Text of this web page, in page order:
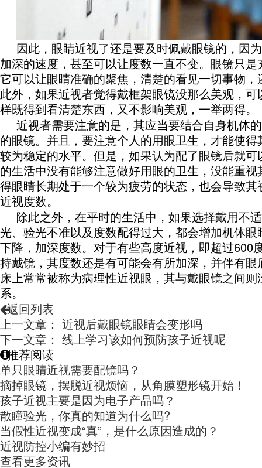
因此，眼睛近视了还是要及时佩戴眼镜的，因
加深的速度，甚至可以让度数一直不变。眼镜只
它可以让眼睛准确的聚焦，清楚的看见一切事物
此外，如果近视者觉得戴框架眼镜没那么美观，
样既得到看清楚东西，又不影响美观，一举两得。
近视者需要注意的是，其应当要结合自身机体
的眼镜。并且，要注意个人的用眼卫生，才能使
较为稳定的水平。但是，如果认为配了眼镜后就
的生活中没有能够注意做好用眼的卫生，没能重
得眼睛长期处于一个较为疲劳的状态，也会导致
近视度数。
除此之外，在平时的生活中，如果选择戴用不
光、验光不准以及度数配得过大，都会增加机体
下降，加深度数。对于有些高度近视，即超过600
持戴镜，其度数还是有可能会有所加深，并伴有
床上常常被称为病理性近视眼，其与戴眼镜之间
系。
返回列表
上一文章： 近视后戴眼镜眼睛会变形吗
下一文章： 线上学习该如何预防孩子近视呢
推荐阅读
单只眼睛近视需要配镜吗？
摘掉眼镜，摆脱近视烦恼，从角膜塑形镜开始！
孩子近视主要是因为电子产品吗？
散瞳验光，你真的知道为什么吗?
当假性近视变成“真”，是什么原因造成的？
近视防控小编有妙招
查看更多资讯